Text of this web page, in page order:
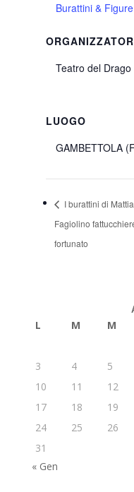
Burattini & Figure
Teatro del Drago
LUOGO
GAMBETTOLA
I burattini di
Fagiolino
fortunato
L M M
3
4 5
10
11 12
17
18 19
24
25 26
31
« Gen